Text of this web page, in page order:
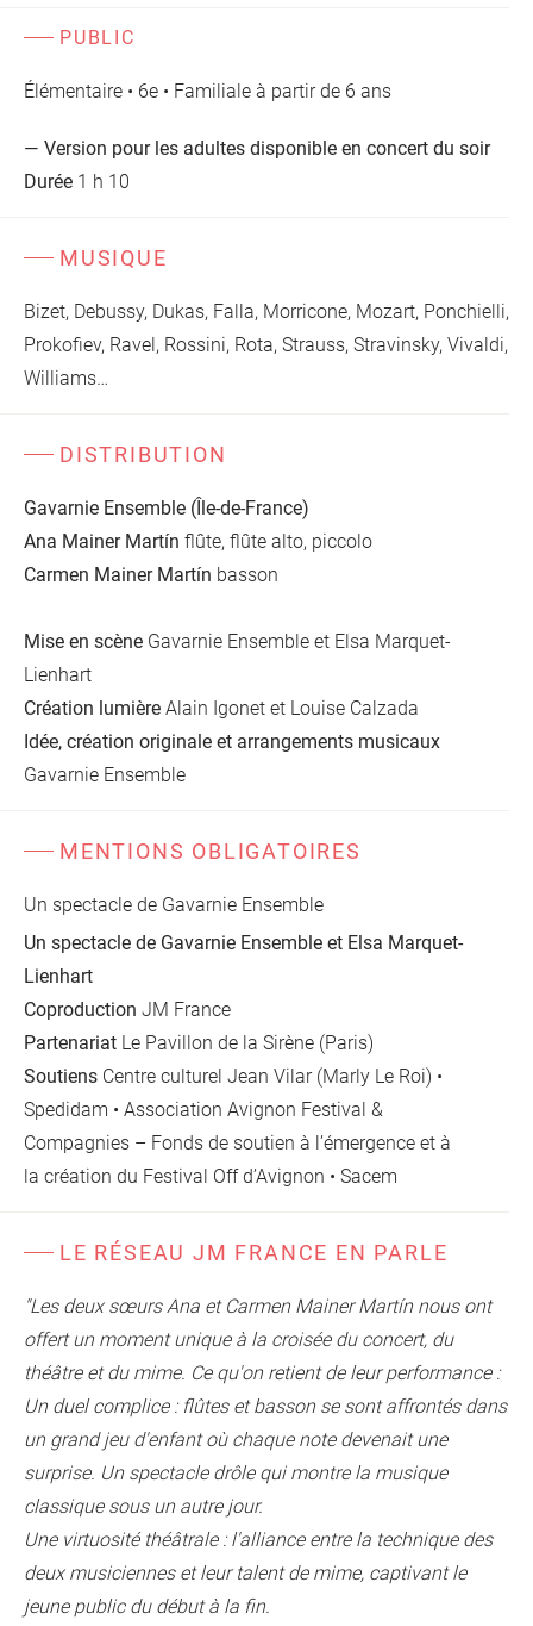
PUBLIC
Élémentaire • 6e • Familiale à partir de 6 ans
— Version pour les adultes disponible en concert du soir
Durée 1 h 10
MUSIQUE
Bizet, Debussy, Dukas, Falla, Morricone, Mozart, Ponchielli,
Prokofiev, Ravel, Rossini, Rota, Strauss, Stravinsky, Vivaldi,
Williams…
DISTRIBUTION
Gavarnie Ensemble (Île-de-France)
Ana Mainer Martín flûte, flûte alto, piccolo
Carmen Mainer Martín basson
Mise en scène Gavarnie Ensemble et Elsa Marquet-
Lienhart
Création lumière Alain Igonet et Louise Calzada
Idée, création originale et arrangements musicaux
Gavarnie Ensemble
MENTIONS OBLIGATOIRES
Un spectacle de Gavarnie Ensemble
Un spectacle de Gavarnie Ensemble et Elsa Marquet-
Lienhart
Coproduction JM France
Partenariat Le Pavillon de la Sirène (Paris)
Soutiens Centre culturel Jean Vilar (Marly Le Roi) •
Spedidam • Association Avignon Festival &
Compagnies – Fonds de soutien à l’émergence et à
la création du Festival Off d’Avignon • Sacem
LE RÉSEAU JM FRANCE EN PARLE
"Les deux sœurs Ana et Carmen Mainer Martín nous ont
offert un moment unique à la croisée du concert, du
théâtre et du mime. Ce qu'on retient de leur performance :
Un duel complice : flûtes et basson se sont affrontés dans
un grand jeu d'enfant où chaque note devenait une
surprise. Un spectacle drôle qui montre la musique
classique sous un autre jour.
Une virtuosité théâtrale : l'alliance entre la technique des
deux musiciennes et leur talent de mime, captivant le
jeune public du début à la fin.